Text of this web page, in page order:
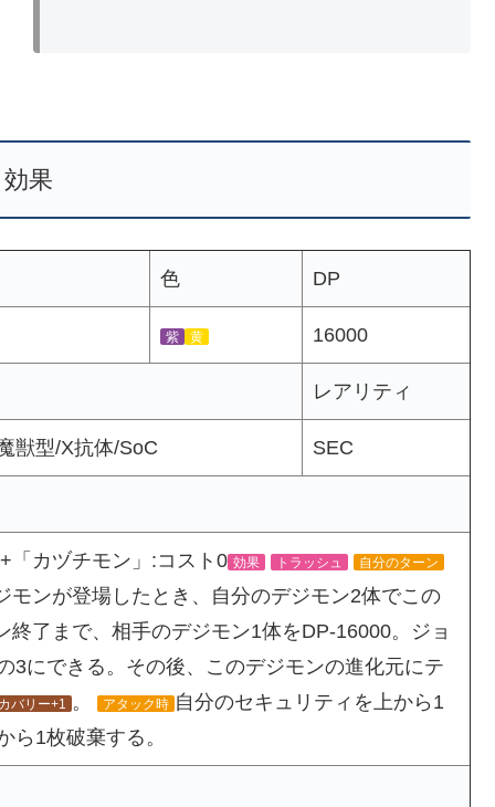
効果
色 DP
紫 黄 16000
レアリティ
獣型/X抗体/SoC SEC
「カヅチモン」:コスト0 効果 トラッシュ 自分のターン
ンが登場したとき、自分のデジモン2体でこの
終了まで、相手のデジモン1体をDP-16000。ジョ
3にできる。その後、このデジモンの進化元にテ
バリー+1 。 アタック時 自分のセキュリティを上から1
ら1枚破棄する。